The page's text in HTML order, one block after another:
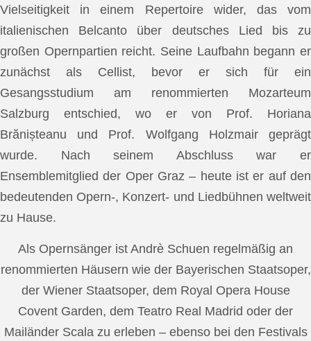
Vielseitigkeit in einem Repertoire wider, das vom
italienischen Belcanto über deutsches Lied bis zu
großen Opernpartien reicht. Seine Laufbahn begann er
zunächst als Cellist, bevor er sich für ein
Gesangsstudium am renommierten Mozarteum
Salzburg entschied, wo er von Prof. Horiana
Brănișteanu und Prof. Wolfgang Holzmair geprägt
wurde. Nach seinem Abschluss war er
Ensemblemitglied der Oper Graz – heute ist er auf den
bedeutenden Opern-, Konzert- und Liedbühnen weltweit
zu Hause.
Als Opernsänger ist Andrè Schuen regelmäßig an
renommierten Häusern wie der Bayerischen Staatsoper,
der Wiener Staatsoper, dem Royal Opera House
Covent Garden, dem Teatro Real Madrid oder der
Mailänder Scala zu erleben – ebenso bei den Festivals